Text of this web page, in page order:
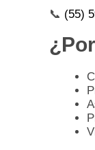
📞 (55)